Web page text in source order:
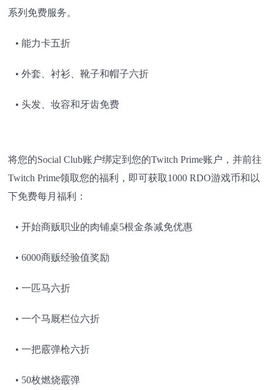
系列免费服务。
• 能力卡五折
• 外套、衬衫、靴子和帽子六折
• 头发、妆容和牙齿免费
将您的Social Club账户绑定到您的Twitch Prime账户，并前往
Twitch Prime领取您的福利，即可获取1000 RDO游戏币和以
下免费每月福利：
• 开始商贩职业的肉铺桌5根金条减免优惠
• 6000商贩经验值奖励
• 一匹马六折
• 一个马厩栏位六折
• 一把霰弹枪六折
• 50枚燃烧霰弹